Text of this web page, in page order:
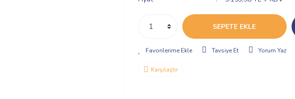
SEPETE EKLE
Tavsiye Et Yorum Yaz
Karşılaştır